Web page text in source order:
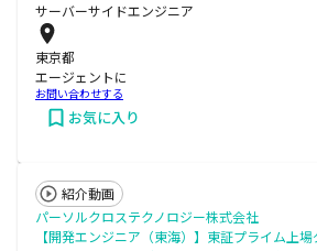
サーバーサイドエンジニア
東京都
エージェントに
お問い合わせする
お気に入り
紹介動画
パーソルクロステクノロジー株式会社
【開発エンジニア（東海）】東証プライム上